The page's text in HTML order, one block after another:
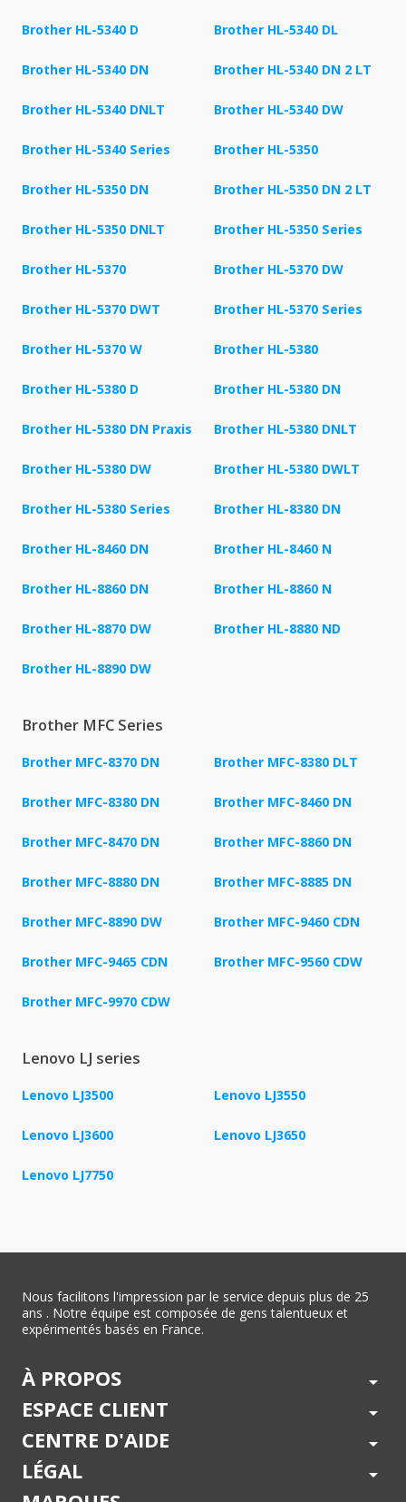
Brother HL-5340 D Brother HL-5340 DL
Brother HL-5340 DN Brother HL-5340 DN 2 LT
Brother HL-5340 DNLT Brother HL-5340 DW
Brother HL-5340 Series Brother HL-5350
Brother HL-5350 DN Brother HL-5350 DN 2 LT
Brother HL-5350 DNLT Brother HL-5350 Series
Brother HL-5370 Brother HL-5370 DW
Brother HL-5370 DWT Brother HL-5370 Series
Brother HL-5370 W Brother HL-5380
Brother HL-5380 D Brother HL-5380 DN
Brother HL-5380 DN Praxis Brother HL-5380 DNLT
Brother HL-5380 DW Brother HL-5380 DWLT
Brother HL-5380 Series Brother HL-8380 DN
Brother HL-8460 DN Brother HL-8460 N
Brother HL-8860 DN Brother HL-8860 N
Brother HL-8870 DW Brother HL-8880 ND
Brother HL-8890 DW
Brother MFC Series
Brother MFC-8370 DN Brother MFC-8380 DLT
Brother MFC-8380 DN Brother MFC-8460 DN
Brother MFC-8470 DN Brother MFC-8860 DN
Brother MFC-8880 DN Brother MFC-8885 DN
Brother MFC-8890 DW Brother MFC-9460 CDN
Brother MFC-9465 CDN Brother MFC-9560 CDW
Brother MFC-9970 CDW
Lenovo LJ series
Lenovo LJ3500 Lenovo LJ3550
Lenovo LJ3600 Lenovo LJ3650
Lenovo LJ7750
Nous facilitons l'impression par le service depuis plus de 25
ans . Notre équipe est composée de gens talentueux et
expérimentés basés en France.
À PROPOS arrow_drop_down
ESPACE CLIENT arrow_drop_down
CENTRE D'AIDE arrow_drop_down
LÉGAL arrow_drop_down